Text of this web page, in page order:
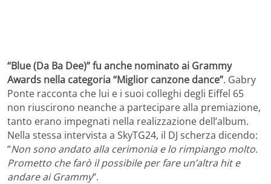
“Blue (Da Ba Dee)” fu anche nominato ai Grammy
Awards nella categoria “Miglior canzone dance”. Gabry
Ponte racconta che lui e i suoi colleghi degli Eiffel 65
non riuscirono neanche a partecipare alla premiazione,
tanto erano impegnati nella realizzazione dell’album.
Nella stessa intervista a SkyTG24, il DJ scherza dicendo:
“Non sono andato alla cerimonia e lo rimpiango molto.
Prometto che farò il possibile per fare un’altra hit e
andare ai Grammy“.